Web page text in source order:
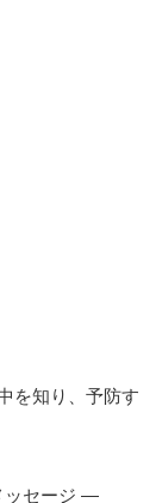
を知り、予防す
ッセージ ―